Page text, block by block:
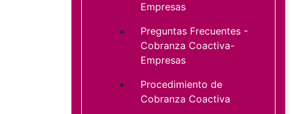
Empresas
Preguntas Frecuentes -
Cobranza Coactiva-
Empresas
Procedimiento de
Cobranza Coactiva